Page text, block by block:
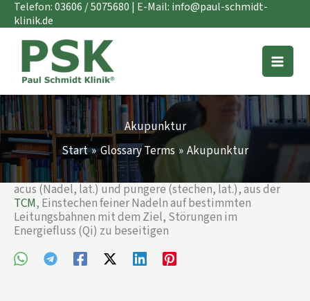
Zum
Inhalt
Telefon:03606 / 5075680 | E-Mail: info@paul-schmidt-
klinik.de
Akupunktur
Start
Glossary Terms Akupunktur
acus (Nadel, lat.) und pungere (stechen, lat.), aus der
TCM, Einstechen feiner Nadeln auf bestimmten
Leitungsbahnen mit dem Ziel, Störungen im
Energiefluss (Qi) zu beseitigen